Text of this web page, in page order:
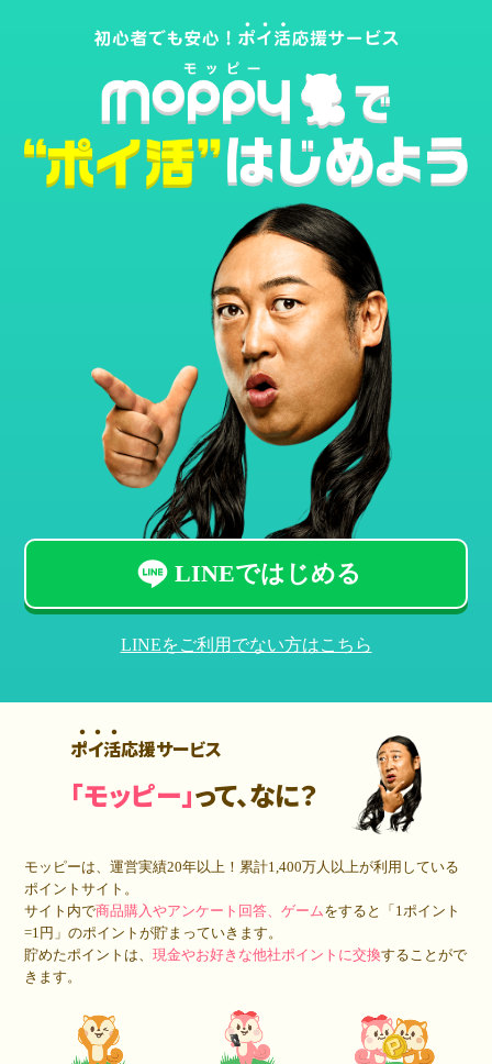
LINEではじめる
LINEをご利用でない方はこちら
ポイ活応援サービス
「モッピー」って、なに？
モッピーは、運営実績20年以上！累計1,400万人 以上が利用している
ポイントサイト。
サイト内で商品購入やアンケート回答、ゲームをすると「1ポイント
=1円」のポイントが貯まっていきます。
貯めたポイントは、現金やお好きな他社ポイントに交換することがで
きます。